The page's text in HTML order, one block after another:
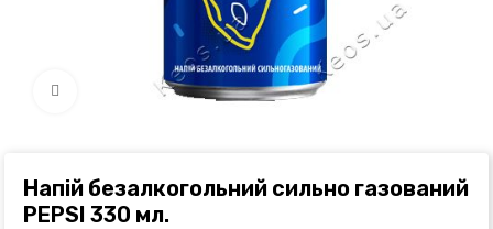
Click to enlarge
Напій безалкогольний сильно газований
PEPSI 330 мл.